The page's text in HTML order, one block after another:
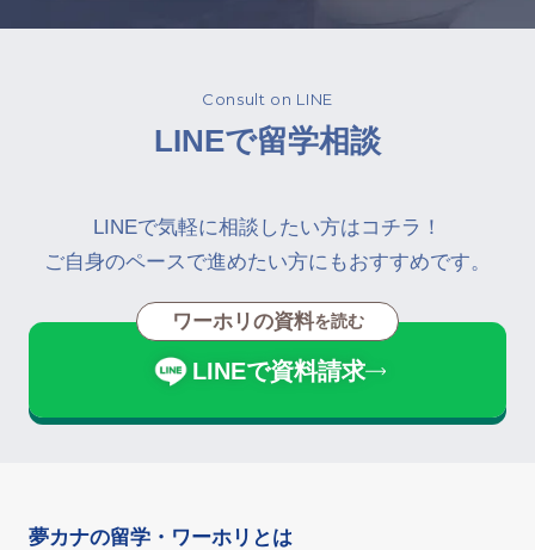
Consult on LINE
LINEで留学相談
LINEで気軽に相談したい方はコチラ！
ご自身のペースで進めたい方にもおすすめです。
ワーホリの資料を読む
LINEで資料請求
夢カナの留学・ワーホリとは